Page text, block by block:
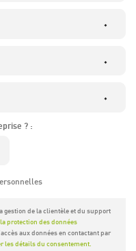
*
*
*
? :
de la clientèle et du support
protection des données
aux données en contactant par
les détails du consentement.